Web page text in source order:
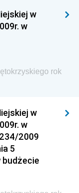
i Technologii
Dróg
w
w
rok
w
w
2009
5
budżecie